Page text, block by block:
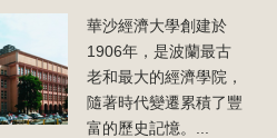
華沙經濟大學創建於
1906年，是波蘭最古
老和最大的經濟學院，
隨著時代變遷累積了豐
富的歷史記憶。...